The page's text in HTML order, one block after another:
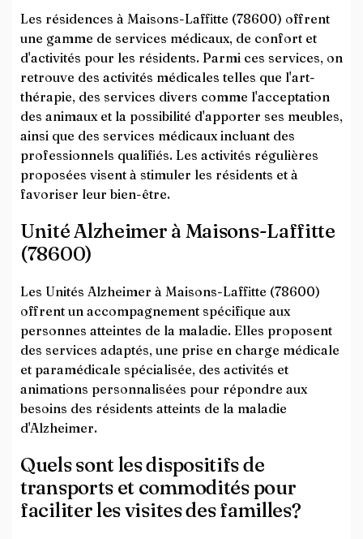
Les résidences à Maisons-Laffitte (78600) offrent
une gamme de services médicaux, de confort et
d'activités pour les résidents. Parmi ces services, on
retrouve des activités médicales telles que l'art-
thérapie, des services divers comme l'acceptation
des animaux et la possibilité d'apporter ses meubles,
ainsi que des services médicaux incluant des
professionnels qualifiés. Les activités régulières
proposées visent à stimuler les résidents et à
favoriser leur bien-être.
Unité Alzheimer à Maisons-Laffitte
(78600)
Les Unités Alzheimer à Maisons-Laffitte (78600)
offrent un accompagnement spécifique aux
personnes atteintes de la maladie. Elles proposent
des services adaptés, une prise en charge médicale
et paramédicale spécialisée, des activités et
animations personnalisées pour répondre aux
besoins des résidents atteints de la maladie
d'Alzheimer.
Quels sont les dispositifs de
transports et commodités pour
faciliter les visites des familles?